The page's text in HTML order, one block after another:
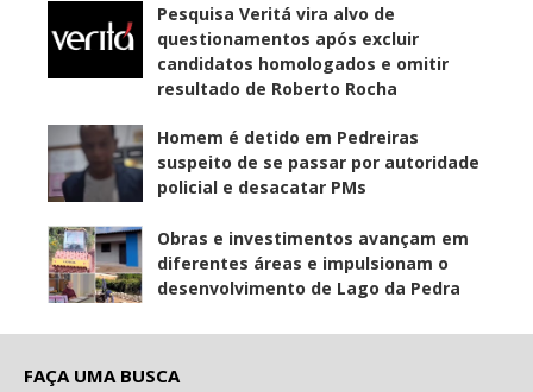
Pesquisa Veritá vira alvo de
questionamentos após excluir
candidatos homologados e omitir
resultado de Roberto Rocha
Homem é detido em Pedreiras
suspeito de se passar por autoridade
policial e desacatar PMs
Obras e investimentos avançam em
diferentes áreas e impulsionam o
desenvolvimento de Lago da Pedra
FAÇA UMA BUSCA